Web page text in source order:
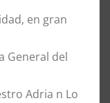
en gran
General del
Adria n Lo